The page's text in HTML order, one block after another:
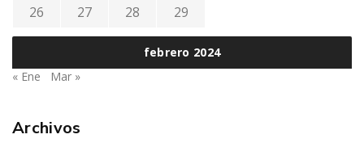
febrero 2024
26
27 28 29
« Ene Mar »
Archivos